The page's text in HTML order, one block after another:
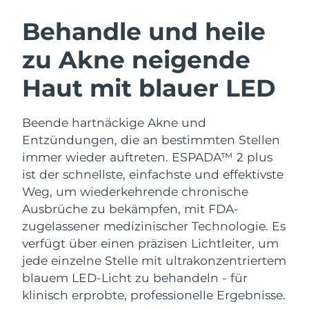
Behandle und heile
zu Akne neigende
Haut mit blauer LED
Beende hartnäckige Akne und
Entzündungen, die an bestimmten Stellen
immer wieder auftreten. ESPADA™ 2 plus
ist der schnellste, einfachste und effektivste
Weg, um wiederkehrende chronische
Ausbrüche zu bekämpfen, mit FDA-
zugelassener medizinischer Technologie. Es
verfügt über einen präzisen Lichtleiter, um
jede einzelne Stelle mit ultrakonzentriertem
blauem LED-Licht zu behandeln - für
klinisch erprobte, professionelle Ergebnisse.
Gesichtsreinigung
Anti-aging massage
LUNA™ 4 Plus
Massage, LED heating
LUNA™ 4 Men
For men, anti-aging massage
Gesichtsstraffung
Microcurrent toning
BEAR™ 2 go
Microcurrent toning on-the-go
BEAR™ 2 eyes & lips
Microcurrent line smoothing device
Hydratisierung
UFO™ 3 Set
Deep facial hydration
UFO™ 3 LED
Near-infrared and red light therapy
device
Mundpflege
issa™ 4
Hybrid silicone sonic toothbrush
issa™ 4 plus
Smart hybrid silicone sonic toothbrush
FAQ™ ANTI-AGING-BEHANDLUNG
Anti-aging LED-Behandlungen
NEW
Österreich Erwartete Lieferung8/10/26
Bahrain Erwartete Lieferung
Belgien Erwartete Lieferung
Bermuda Erwartete Lieferung 8/16/26
Bosnien und
Herzegowina
Erwartete Lieferung8/13/26
Brunei Darussalam Erwartete Lieferung
Bulgarien Erwartete Lieferung8/10/26
Kanada Erwartete Lieferung